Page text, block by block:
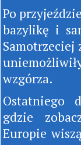
Po
bazylikę i
Samotrzeciej
wzgórza.
Ostatniego
gdzie
Europie